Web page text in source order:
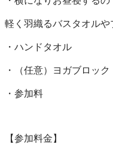
軽く羽織るバスタオル
・ハンドタオル
・（任意）ヨガブロック
・参加料
【参加料金】